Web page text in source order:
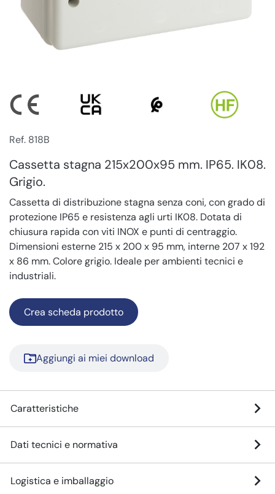
Ref. 818B
Cassetta stagna 215x200x95 mm. IP65. IK08.
Grigio.
Cassetta di distribuzione stagna senza coni, con grado di
protezione IP65 e resistenza agli urti IK08. Dotata di
chiusura rapida con viti INOX e punti di centraggio.
Dimensioni esterne 215 x 200 x 95 mm, interne 207 x 192
x 86 mm. Colore grigio. Ideale per ambienti tecnici e
industriali.
Crea scheda prodotto
Aggiungi ai miei download
Caratteristiche
Dati tecnici e normativa
Logistica e imballaggio